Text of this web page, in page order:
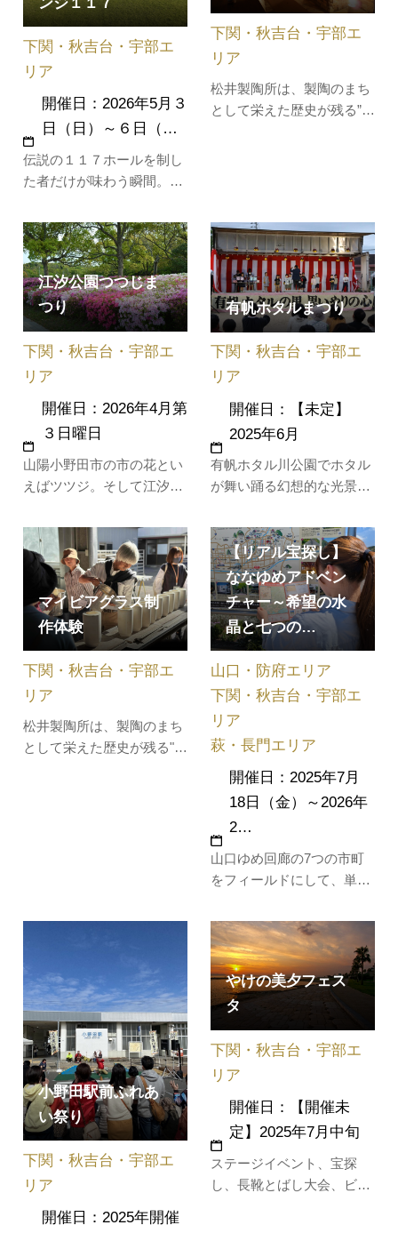
れます。紫陽花の見頃 ６
月中旬～６月下旬
伝説の１１７ホールを制し
た者だけが味わう瞬間。日
ャレンジ117』過酷なラウ
ンドを『完走』した者だけ
が味わえる深い感動。しの
ごを削ったライバルととも
に感じる新たな『絆』ゴル
フの真髄にふれる４日間。
合計１１７ホールの体験が
新たなあ…
下関・秋吉台・宇部エ
リア
開催日：2026年5月３
日（日）～６日（…
松井製陶所は、製陶のまち
として栄えた歴史が残る”小
を使う本格的な陶芸体験で
は、粘土作りや釉薬掛け、
削り作業などの各工程を丁
寧…
下関・秋吉台・宇部エ
リア
江汐公園つつじま
つり
山陽小野田市の市の花とい
えばツツジ。そして江汐公
れる方も多いはず。５万本
の自生のコバノミツバツツ
ジをはじめクルメツツジな
ど各種ツツジが毎年、順番
に咲き乱れる様子は大変美
しく、多くの人が訪れま
イベント、…
下関・秋吉台・宇部エ
リア
開催日：2026年4月第
３日曜日
有帆ホタルまつり
有帆ホタル川公園でホタル
が舞い踊る幻想的な光景が
ージイベント、各種バザー
などが催されます。
下関・秋吉台・宇部エ
リア
開催日：【未定】
2025年6月
マイビアグラス制
作体験
松井製陶所は、製陶のまち
として栄えた歴史が残る"小
を実際に体験し、マイビア
下関・秋吉台・宇部エ
リア
【リアル宝探し】
ななゆめアドベン
チャー～希望の水
晶と七つの…
山口ゆめ回廊の7つの市町
をフィールドにして、単な
場でしか味わうことのでき
ない体験やサービス、食等
を楽しむことができる”謎解
き×まち歩き”イベント。圏
域内にちりばめられた全95
個のクエストをクリアし
て、暗号を解きな…
山口・防府エリア
下関・秋吉台・宇部エ
リア
萩・長門エリア
開催日：2025年7月
18日（金）～2026年
2…
小野田駅前ふれあ
い祭り
下関・秋吉台・宇部エ
リア
開催日：2025年開催
やけの美夕フェス
タ
ステージイベント、宝探
し、長靴とばし大会、ビー
下関・秋吉台・宇部エ
リア
開催日：【開催未
定】2025年7月中旬